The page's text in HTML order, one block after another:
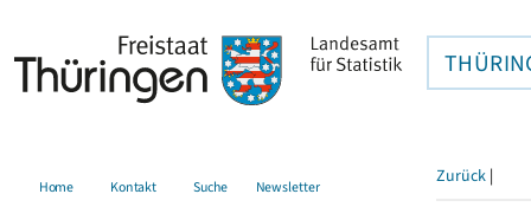
Home Kontakt Suche Newsletter Zurück |